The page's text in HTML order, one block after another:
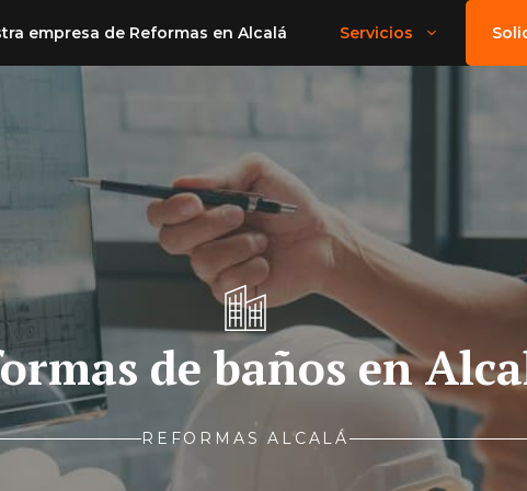
empresa de Reformas en Alcalá Servicios
de baños en
REFORMAS ALCALÁ